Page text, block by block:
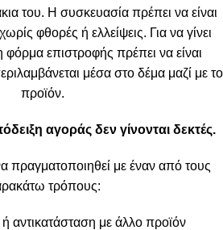
του. Η συσκευασία πρέπει να είναι
φθορές ή ελλείψεις. Για να γίνει
φόρμα επιστροφής πρέπει να είναι
μέσα στο δέμα μαζί με το
προϊόν.
αγοράς δεν γίνονται δεκτές.
πραγματοποιηθεί με έναν από τους
τρόπους:
αντικατάσταση με άλλο προϊόν